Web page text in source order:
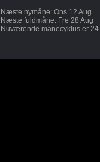
Næste nymåne: Ons 12 Aug
Næste fuldmåne: Fre 28 Aug
Nuværende månecyklus er 24